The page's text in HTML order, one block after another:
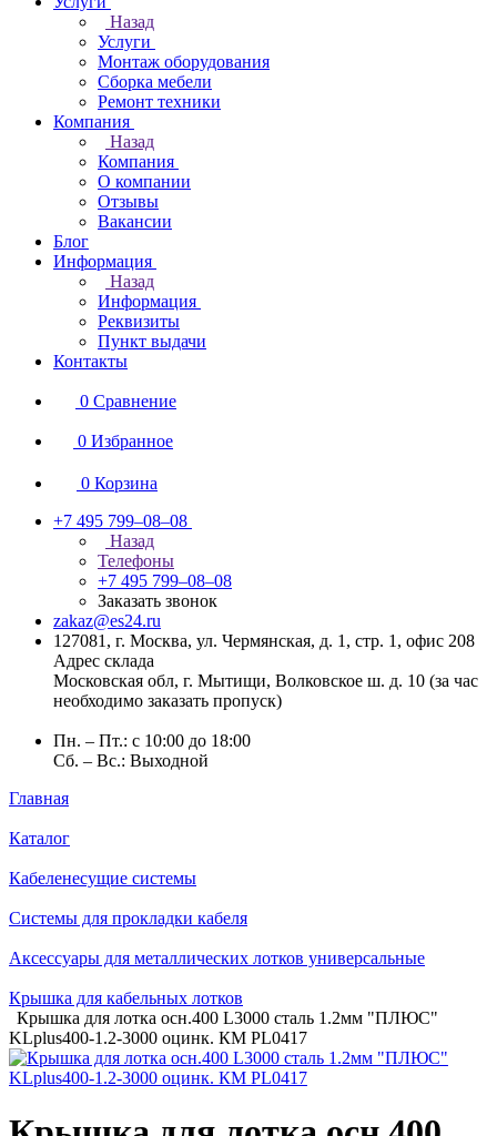
Назад
Услуги
Монтаж оборудования
Сборка мебели
Ремонт техники
Компания
Назад
Компания
О компании
Отзывы
Вакансии
Блог
Информация
Назад
Информация
Реквизиты
Пункт выдачи
Контакты
0 Сравнение
0 Избранное
0 Корзина
+7 495 799–08–08
Назад
Телефоны
+7 495 799–08–08
Заказать звонок
zakaz@es24.ru
127081, г. Москва, ул. Чермянская, д. 1, стр. 1, офис 208
Адрес склада
Московская обл, г. Мытищи, Волковское ш. д. 10 (за час
необходимо заказать пропуск)
Пн. – Пт.: с 10:00 до 18:00
Сб. – Вс.: Выходной
Главная
Каталог
Кабеленесущие системы
Системы для прокладки кабеля
Аксессуары для металлических лотков универсальные
Крышка для кабельных лотков
Крышка для лотка осн.400 L3000 сталь 1.2мм "ПЛЮС"
KLplus400-1.2-3000 оцинк. КМ PL0417